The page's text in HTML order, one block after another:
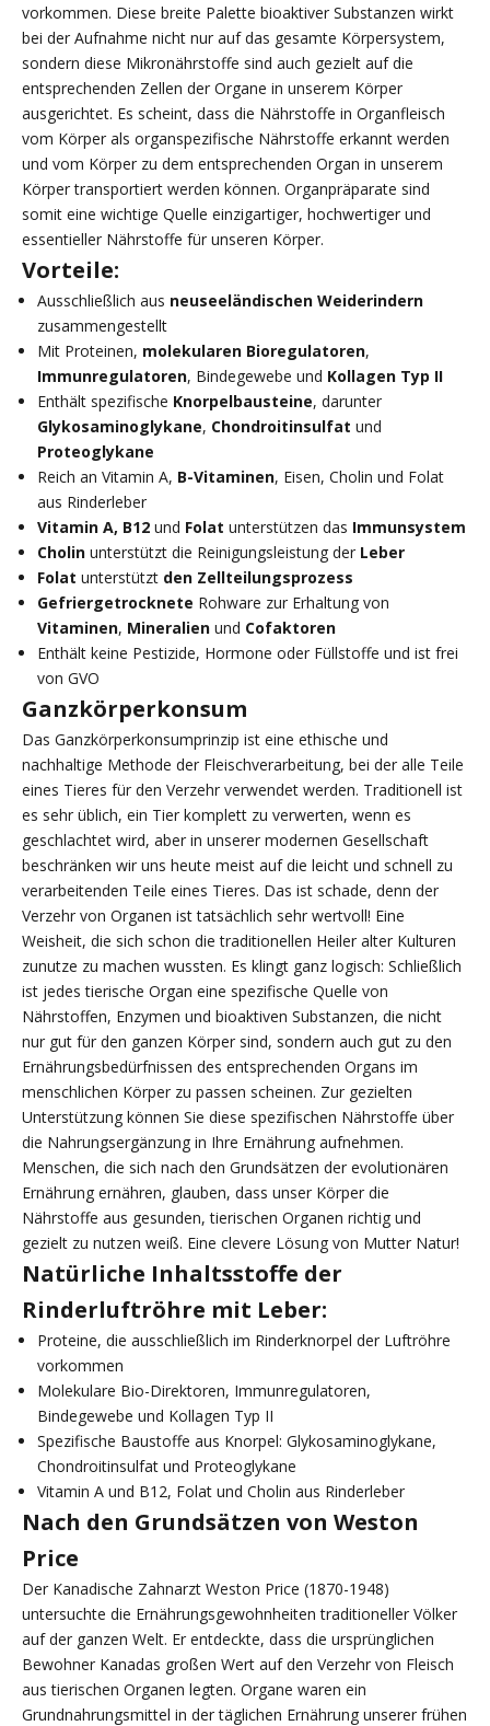
vorkommen. Diese breite Palette bioaktiver Substanzen wirkt
bei der Aufnahme nicht nur auf das gesamte Körpersystem,
sondern diese Mikronährstoffe sind auch gezielt auf die
entsprechenden Zellen der Organe in unserem Körper
ausgerichtet. Es scheint, dass die Nährstoffe in Organfleisch
vom Körper als organspezifische Nährstoffe erkannt werden
und vom Körper zu dem entsprechenden Organ in unserem
Körper transportiert werden können. Organpräparate sind
somit eine wichtige Quelle einzigartiger, hochwertiger und
essentieller Nährstoffe für unseren Körper.
Vorteile:
Ausschließlich aus neuseeländischen Weiderindern
zusammengestellt
Mit Proteinen, molekularen Bioregulatoren,
Immunregulatoren, Bindegewebe und Kollagen Typ II
Enthält spezifische Knorpelbausteine, darunter
Glykosaminoglykane, Chondroitinsulfat und
Proteoglykane
Reich an Vitamin A, B-Vitaminen, Eisen, Cholin und Folat
aus Rinderleber
Vitamin A, B12 und Folat unterstützen das Immunsystem
Cholin unterstützt die Reinigungsleistung der Leber
Folat unterstützt den Zellteilungsprozess
Gefriergetrocknete Rohware zur Erhaltung von
Vitaminen, Mineralien und Cofaktoren
Enthält keine Pestizide, Hormone oder Füllstoffe und ist frei
von GVO
Ganzkörperkonsum
Das Ganzkörperkonsumprinzip ist eine ethische und
nachhaltige Methode der Fleischverarbeitung, bei der alle Teile
eines Tieres für den Verzehr verwendet werden. Traditionell ist
es sehr üblich, ein Tier komplett zu verwerten, wenn es
geschlachtet wird, aber in unserer modernen Gesellschaft
beschränken wir uns heute meist auf die leicht und schnell zu
verarbeitenden Teile eines Tieres. Das ist schade, denn der
Verzehr von Organen ist tatsächlich sehr wertvoll! Eine
Weisheit, die sich schon die traditionellen Heiler alter Kulturen
zunutze zu machen wussten. Es klingt ganz logisch: Schließlich
ist jedes tierische Organ eine spezifische Quelle von
Nährstoffen, Enzymen und bioaktiven Substanzen, die nicht
nur gut für den ganzen Körper sind, sondern auch gut zu den
Ernährungsbedürfnissen des entsprechenden Organs im
menschlichen Körper zu passen scheinen. Zur gezielten
Unterstützung können Sie diese spezifischen Nährstoffe über
die Nahrungsergänzung in Ihre Ernährung aufnehmen.
Menschen, die sich nach den Grundsätzen der evolutionären
Ernährung ernähren, glauben, dass unser Körper die
Nährstoffe aus gesunden, tierischen Organen richtig und
gezielt zu nutzen weiß. Eine clevere Lösung von Mutter Natur!
Natürliche Inhaltsstoffe der
Rinderluftröhre mit Leber:
Proteine, die ausschließlich im Rinderknorpel der Luftröhre
vorkommen
Molekulare Bio-Direktoren, Immunregulatoren,
Bindegewebe und Kollagen Typ II
Spezifische Baustoffe aus Knorpel: Glykosaminoglykane,
Chondroitinsulfat und Proteoglykane
Vitamin A und B12, Folat und Cholin aus Rinderleber
Nach den Grundsätzen von Weston
Price
Der Kanadische Zahnarzt Weston Price (1870-1948)
untersuchte die Ernährungsgewohnheiten traditioneller Völker
auf der ganzen Welt. Er entdeckte, dass die ursprünglichen
Bewohner Kanadas großen Wert auf den Verzehr von Fleisch
aus tierischen Organen legten. Organe waren ein
Grundnahrungsmittel in der täglichen Ernährung unserer frühen